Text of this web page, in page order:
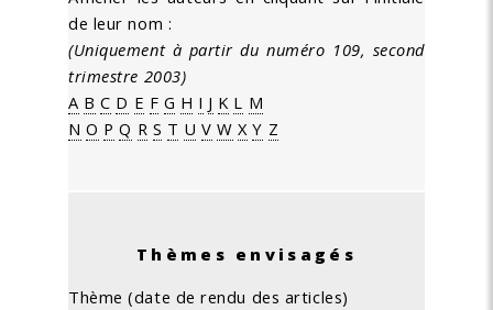
de leur nom :
(Uniquement à partir du numéro 109, second
trimestre 2003)
A B C D E F G H I J K L M
N O P Q R S T U V W X Y Z
Thèmes envisagés
Thème (date de rendu des articles)